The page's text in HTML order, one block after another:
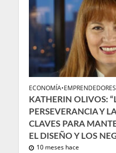
ECONOMÍA•EMPRENDEDORES
KATHERIN OLIVOS:
PERSEVERANCIA Y
CLAVES PARA
EL DISEÑO Y LOS
10 meses hace